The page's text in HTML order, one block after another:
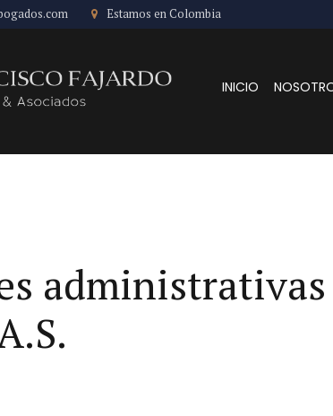
Estamos en Colombia
INICIO